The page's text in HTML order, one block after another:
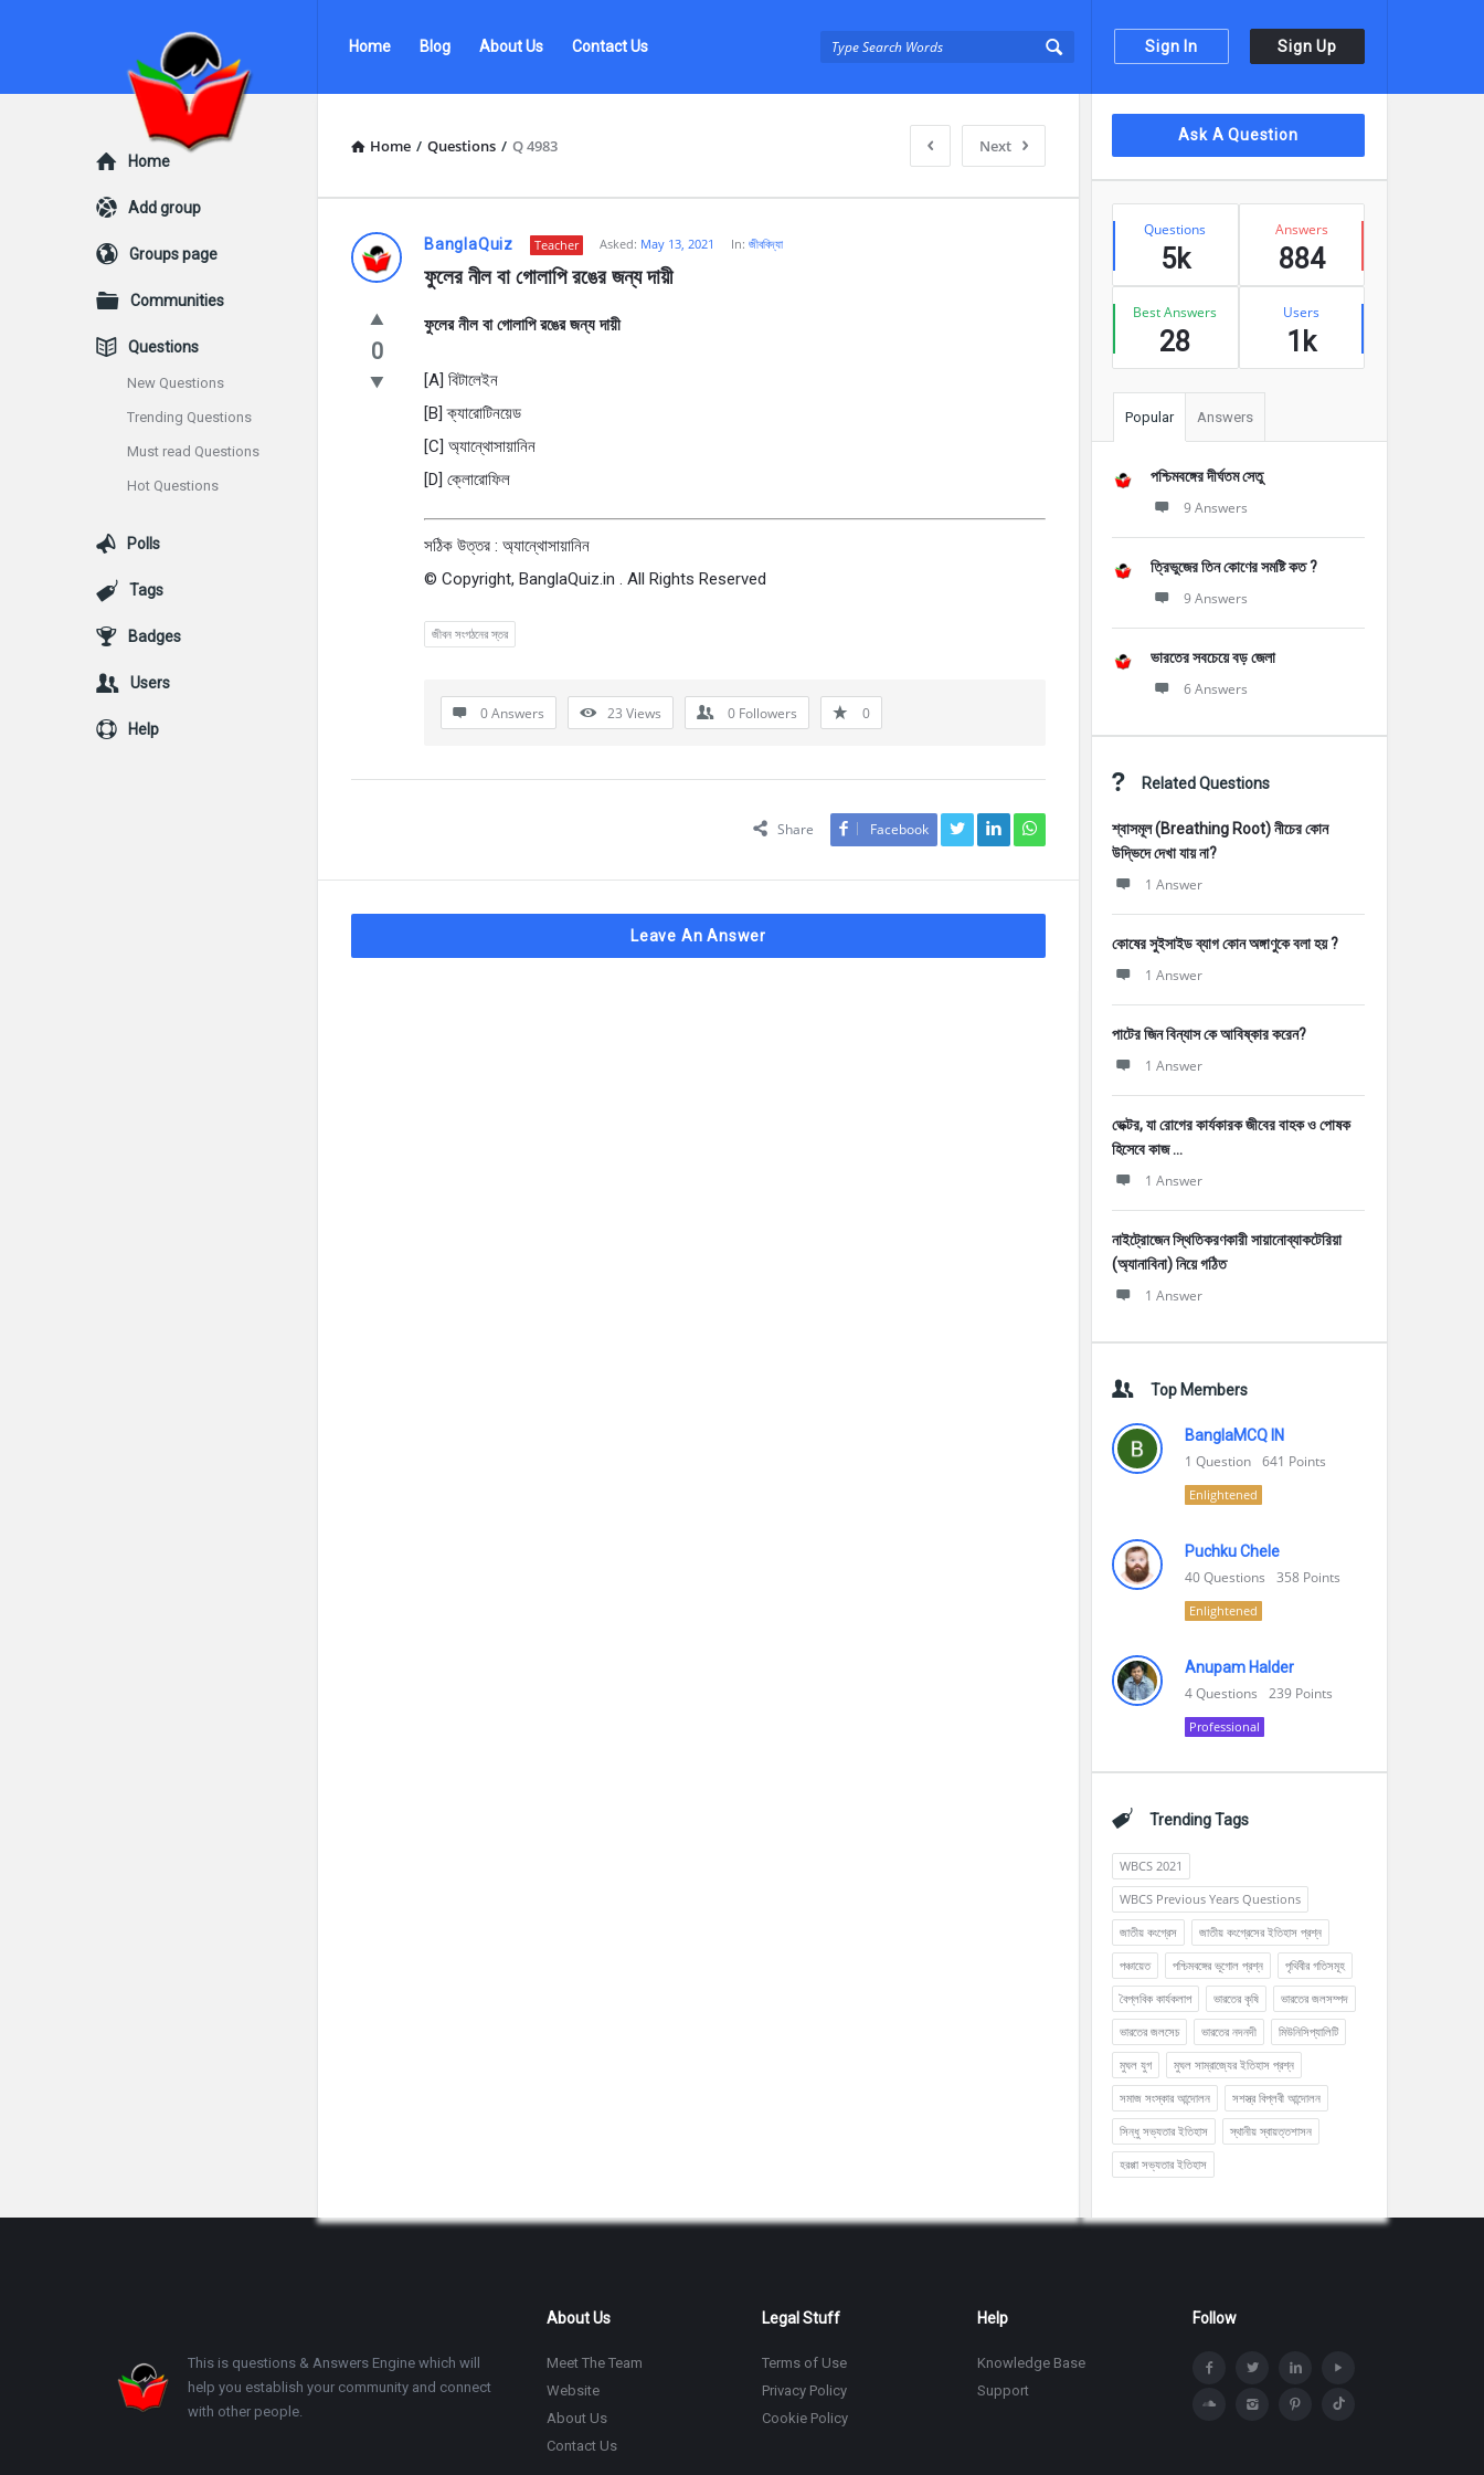
Sign In Sign Up
Questions
BanglaQuiz
Questions
by
BanglaQuiz
Home Blog About Us Contact Us
Home / Questions / Q 4983 Next
Ask
Questions
by
BanglaQuiz
Latest
Questions
BanglaQuiz Teacher Asked: May 13, 2021 In: জীববিদ্যা
ফুলের নীল বা গােলাপি রঙের জন্য দায়ী
0
ফুলের নীল বা গােলাপি রঙের জন্য দায়ী
[A] বিটালেইন
[B] ক্যারোটিনয়েড
[C] অ্যান্থোসায়ানিন
[D] ক্লোরোফিল
সঠিক উত্তর : অ্যান্থোসায়ানিন
© Copyright, BanglaQuiz.in . All Rights Reserved
জীবন সংগঠনের স্তর
0 Answers 23 Views 0 Followers 0
Share Facebook
Leave An Answer
Sidebar
Ask A Question
StatsQuestions
5k
Answers
884
Best Answers
28
Users
1k
Popular Answers
পশ্চিমবঙ্গের দীর্ঘতম সেতু
9 Answers
ত্রিভুজের তিন কোণের সমষ্টি কত ?
9 Answers
ভারতের সবচেয়ে বড় জেলা
6 Answers
Related Questions
শ্বাসমূল (Breathing Root) নীচের কোন
উদ্ভিদে দেখা যায় না?
1 Answer
কোষের সুইসাইড ব্যাগ কোন অঙ্গাণুকে বলা হয় ?
1 Answer
পাটের জিন বিন্যাস কে আবিষ্কার করেন?
1 Answer
ভেক্টর, যা রোগের কার্যকারক জীবের বাহক ও পোষক
হিসেবে কাজ ...
1 Answer
নাইট্রোজেন স্থিতিকরণকারী সায়ানোব্যাকটেরিয়া
(অ্যানাবিনা) নিয়ে গঠিত
1 Answer
Top Members
BanglaMCQ IN
1 Question 641 Points
Enlightened
Puchku Chele
40Questions 358 Points
Enlightened
Anupam Halder
4Questions 239 Points
Professional
Trending Tags
WBCS 2021
WBCS Previous Years Questions
জাতীয় কংগ্রেস
জাতীয় কংগ্রেসের ইতিহাস প্রশ্ন
পঞ্চায়েত
পশ্চিমবঙ্গের ভূগোল প্রশ্ন
পৃথিবীর গতিসমূহ
বৈপ্লবিক কার্যকলাপ
ভারতের কৃষি
ভারতের জলসম্পদ
ভারতের জলসেচ
ভারতের নদনদী
মিউনিসিপ্যালিটি
মুঘল যুগ
মুঘল সাম্রাজ্যের ইতিহাস প্রশ্ন
সমাজ সংস্কার আন্দোলন
সশস্ত্র বিপ্লবী আন্দোলন
সিন্ধু সভ্যতার ইতিহাস
স্থানীয় স্বায়ত্তশাসন
হরপ্পা সভ্যতার ইতিহাস
Explore
Home
Add group
Groups page
Communities
Questions
New Questions
Trending Questions
Must read Questions
Hot Questions
Polls
Tags
Badges
Users
Help
This is questions & Answers Engine which will
help you establish your community and connect
with other people.
About Us
Meet The Team
Website
About Us
Contact Us
Legal Stuff
Terms of Use
Privacy Policy
Cookie Policy
Help
Knowledge Base
Support
Follow